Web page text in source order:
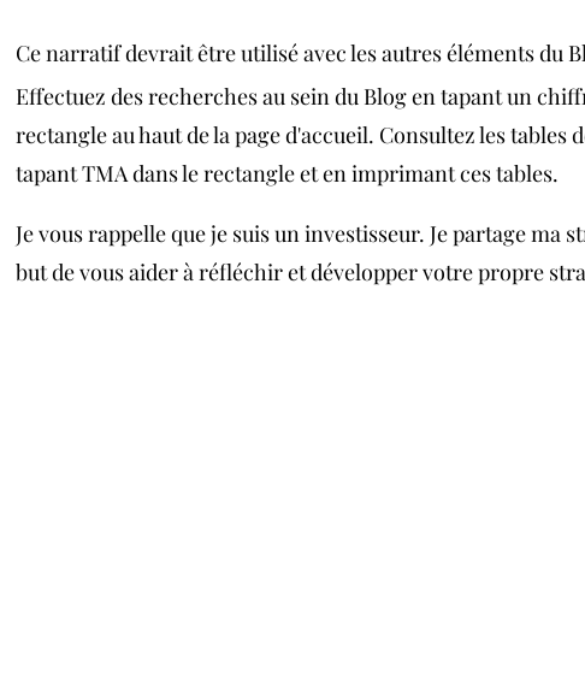
Ce narratif devrait être utilisé avec les autres éléments du
Effectuez des recherches au sein du Blog en tapant un
rectangle au haut de la page d'accueil. Consultez les tables
tapant TMA dans le rectangle et en imprimant ces tables.
Je vous rappelle que je suis un investisseur. Je partage ma
but de vous aider à réfléchir et développer votre propre